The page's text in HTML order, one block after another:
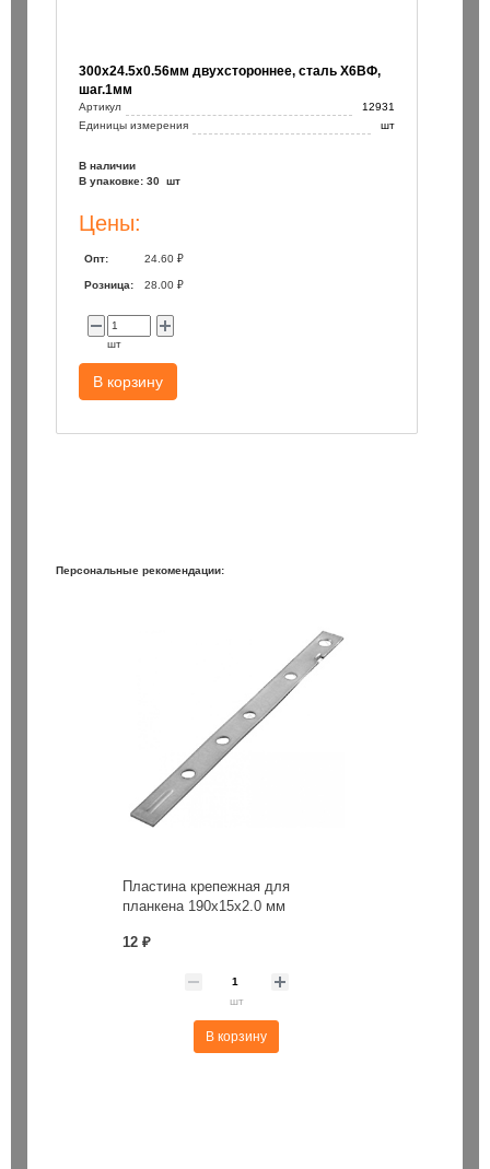
300х24.5х0.56мм двухстороннее, сталь Х6ВФ,
шаг.1мм
Артикул
12931
Единицы измерения
шт
В наличии
В упаковке: 30 шт
Цены:
Опт: 24.60 ₽
Розница: 28.00 ₽
шт
В корзину
Персональные рекомендации:
Пластина крепежная для
планкена 190х15х2.0 мм
12 ₽
шт
В корзину